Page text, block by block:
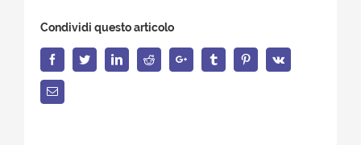
Condividi questo articolo
FacebookTwitterLinkedInReddit Google+ Tumblr PinterestVk
Email